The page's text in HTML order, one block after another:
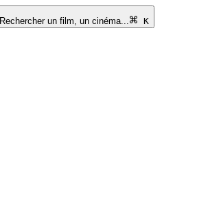
Rechercher un film, un cinéma...
K